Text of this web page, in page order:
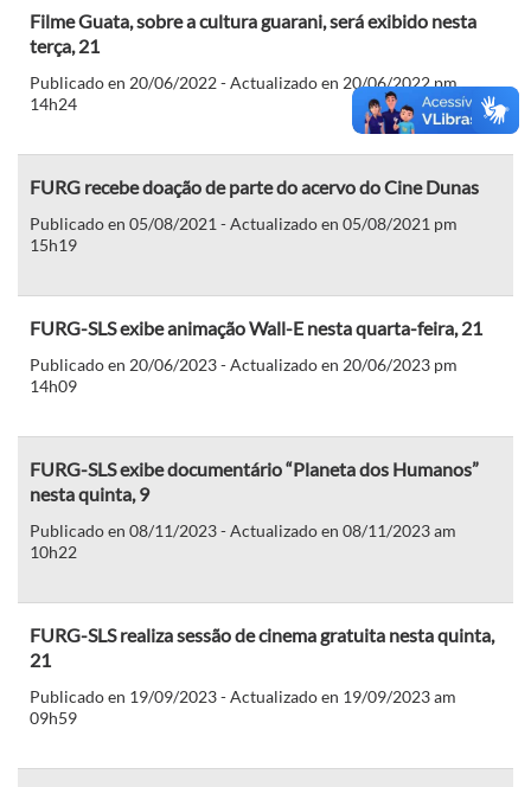
Filme Guata, sobre a cultura guarani, será exibido nesta
terça, 21
Publicado en 20/06/2022 - Actualizado en 20/06/2022 pm
14h24
FURG recebe doação de parte do acervo do Cine Dunas
Publicado en 05/08/2021 - Actualizado en 05/08/2021 pm
15h19
FURG-SLS exibe animação Wall-E nesta quarta-feira, 21
Publicado en 20/06/2023 - Actualizado en 20/06/2023 pm
14h09
FURG-SLS exibe documentário “Planeta dos Humanos”
nesta quinta, 9
Publicado en 08/11/2023 - Actualizado en 08/11/2023 am
10h22
FURG-SLS realiza sessão de cinema gratuita nesta quinta,
21
Publicado en 19/09/2023 - Actualizado en 19/09/2023 am
09h59